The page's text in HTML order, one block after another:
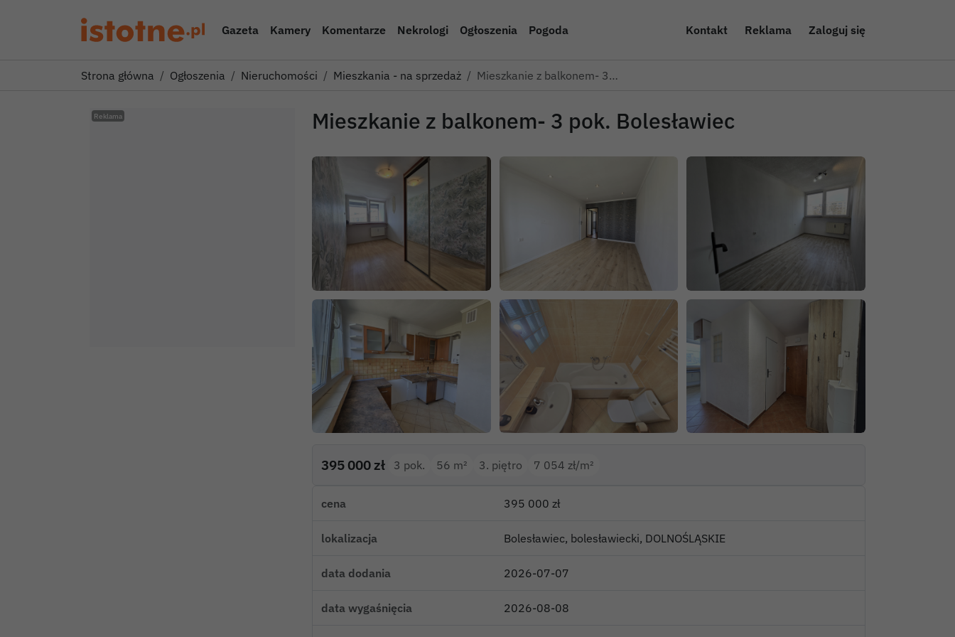
Gazeta Kamery Komentarze Nekrologi Ogłoszenia Pogoda Kontakt Reklama Zaloguj się
Strona główna Ogłoszenia Nieruchomości Mieszkania - na sprzedaż Mieszkanie z balkonem- 3…
Mieszkanie z balkonem- 3 pok. Bolesławiec
395 000 zł 3 pok. 56 m² 3. piętro 7 054 zł/m²
cena 395 000 zł
lokalizacja Bolesławiec, bolesławiecki, DOLNOŚLĄSKIE
data dodania 2026-07-07
data wygaśnięcia 2026-08-08